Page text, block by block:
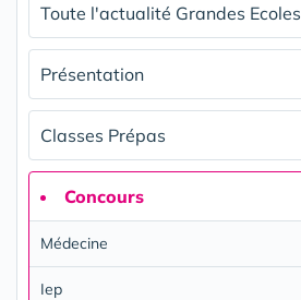
Toute l'actualité Grandes Ecoles
Présentation
Classes Prépas
Concours
Médecine
Iep